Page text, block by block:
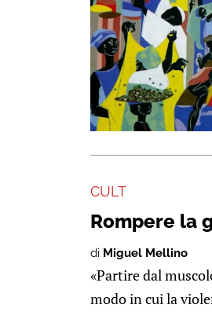
CULT
Rompere la
di Miguel Mellino
«Partire dal
modo in cui la